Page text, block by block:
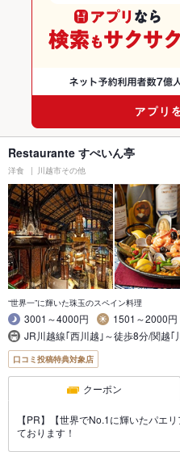
Restaurante すぺいん亭
洋食 川越市その他
“世界一”に輝いた珠玉のスペイン料理
3001～4000円
1501～2000円
JR川越線｢西川越｣～徒歩8分/関越｢
口コミ投稿特典対象店
クーポン
【PR】【世界でNo.1に輝いたパエ
ております！